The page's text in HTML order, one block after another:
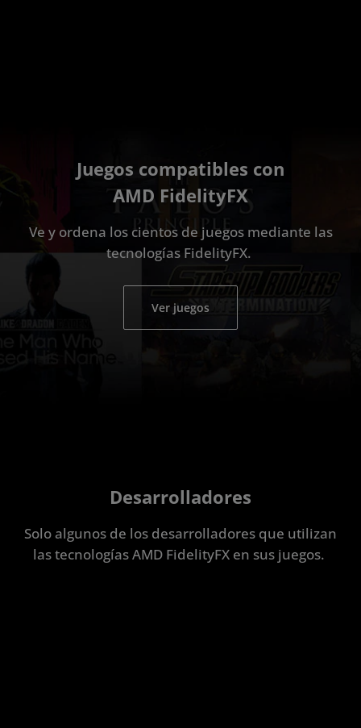
Juegos compatibles con
AMD FidelityFX
Ve y ordena los cientos de juegos mediante las
tecnologías FidelityFX.
Ver juegos
Desarrolladores
Solo algunos de los desarrolladores que utilizan
las tecnologías AMD FidelityFX en sus juegos.